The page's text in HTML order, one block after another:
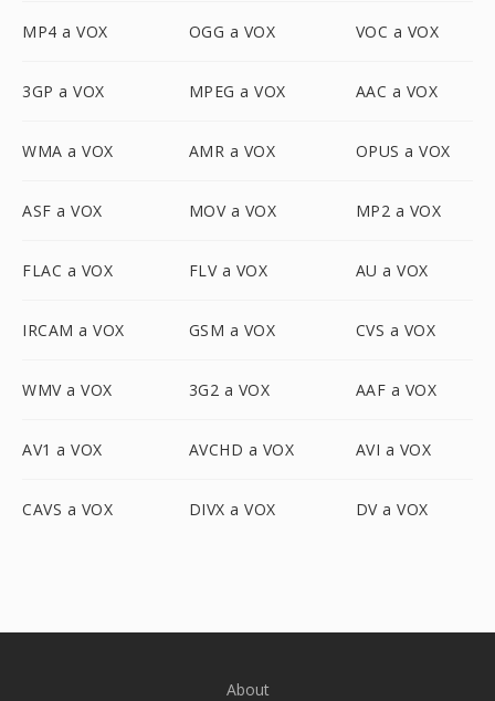
MP4 a VOX OGG a VOX VOC a VOX
3GP a VOX MPEG a VOX AAC a VOX
WMA a VOX AMR a VOX OPUS a VOX
ASF a VOX MOV a VOX MP2 a VOX
FLAC a VOX FLV a VOX AU a VOX
IRCAM a VOX GSM a VOX CVS a VOX
WMV a VOX 3G2 a VOX AAF a VOX
AV1 a VOX AVCHD a VOX AVI a VOX
CAVS a VOX DIVX a VOX DV a VOX
About